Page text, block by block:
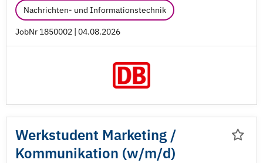
Nachrichten- und Informationstechnik
JobNr 1850002 | 04.08.2026
Werkstudent Marketing /
Kommunikation (w/m/d)